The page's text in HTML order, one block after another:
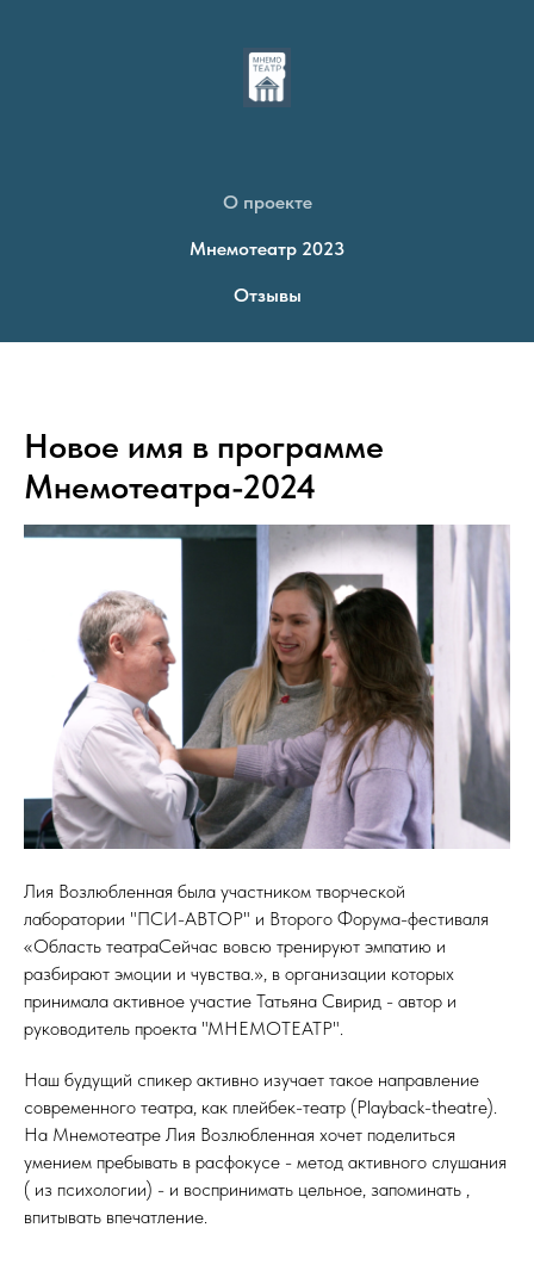
О проекте
Мнемотеатр 2023
Отзывы
Новое имя в программе
Мнемотеатра-2024
Лия Возлюбленная была участником творческой
лаборатории "ПСИ-АВТОР" и Второго Форума-фестиваля
«Область театраСейчас вовсю тренируют эмпатию и
разбирают эмоции и чувства.», в организации которых
принимала активное участие Татьяна Свирид - автор и
руководитель проекта "МНЕМОТЕАТР".
Наш будущий спикер активно изучает такое направление
современного театра, как плейбек-театр (Playback-theatre).
На Мнемотеатре Лия Возлюбленная хочет поделиться
умением пребывать в расфокусе - метод активного слушания
( из психологии) - и воспринимать цельное, запоминать ,
впитывать впечатление.